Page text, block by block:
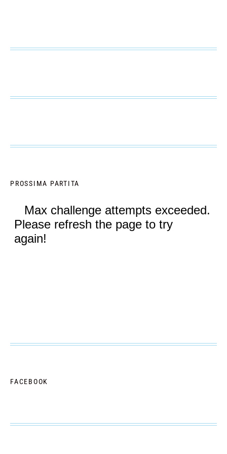
PROSSIMA PARTITA
FACEBOOK